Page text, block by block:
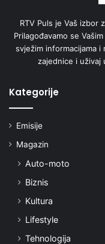
RTV Puls je Vaš izbor
Prilagođavamo se
svježim informacijama i
zajednice i uživaj
Kategorije
Emisije
Magazin
Auto-moto
Biznis
Kultura
Lifestyle
Tehnologija